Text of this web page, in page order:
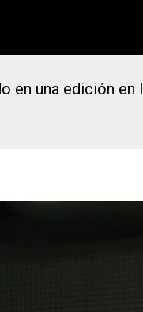
en una edición en